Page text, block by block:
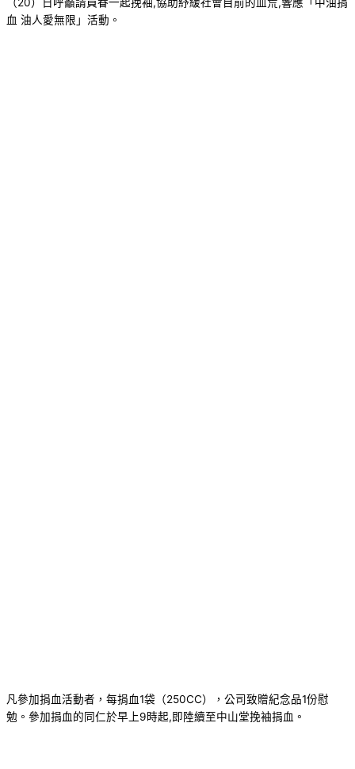
（20）日呼籲請員眷一起挽袖,協助紓緩社會目前的血荒,響應「中油捐
血 油人愛無限」活動。
凡參加捐血活動者，每捐血1袋（250CC），公司致贈紀念品1份慰
勉。參加捐血的同仁於早上9時起,即陸續至中山堂挽袖捐血。